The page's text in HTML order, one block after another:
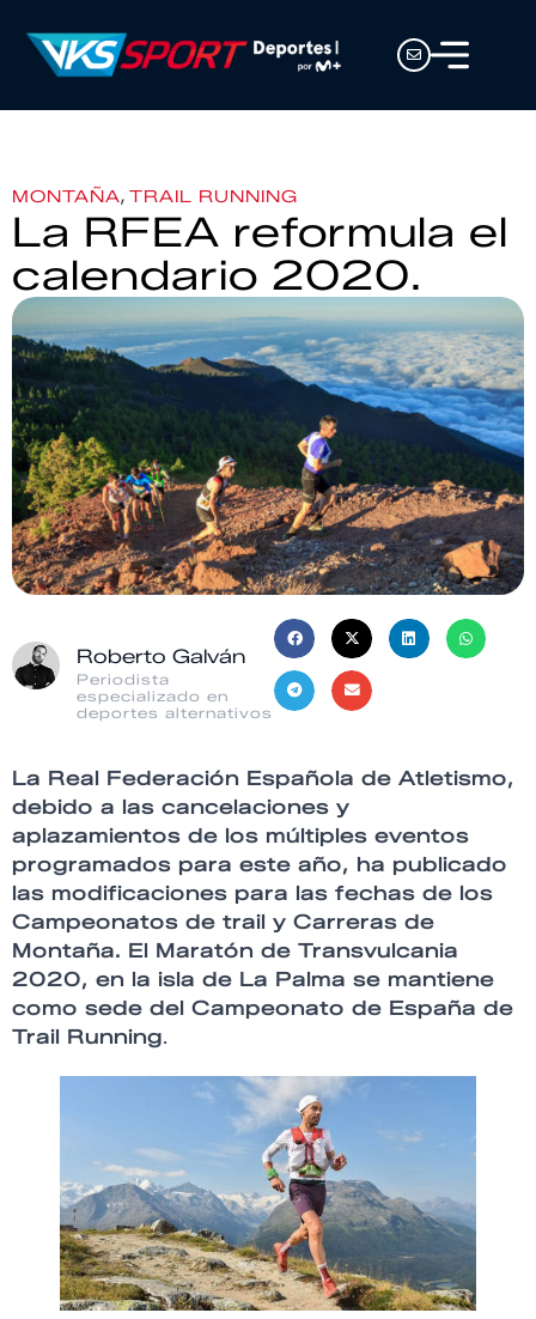
MONTAÑA, TRAIL RUNNING
La RFEA reformula el
calendario 2020.
Roberto Galván
Periodista
especializado en
deportes alternativos
La Real Federación Española de Atletismo,
debido a las cancelaciones y
aplazamientos de los múltiples eventos
programados para este año, ha publicado
las modificaciones para las fechas de los
Campeonatos de trail y Carreras de
Montaña. El Maratón de Transvulcania
2020, en la isla de La Palma se mantiene
como sede del Campeonato de España de
Trail Running.